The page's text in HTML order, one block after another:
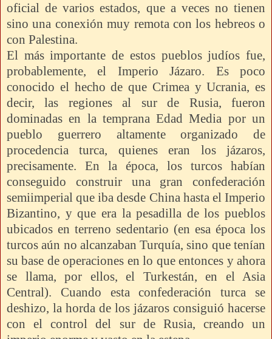
oficial de varios estados, que a veces no tienen
sino una conexión muy remota con los hebreos o
con Palestina.
El más importante de estos pueblos judíos fue,
probablemente, el Imperio Jázaro. Es poco
conocido el hecho de que Crimea y Ucrania, es
decir, las regiones al sur de Rusia, fueron
dominadas en la temprana Edad Media por un
pueblo guerrero altamente organizado de
procedencia turca, quienes eran los jázaros,
precisamente. En la época, los turcos habían
conseguido construir una gran confederación
semiimperial que iba desde China hasta el Imperio
Bizantino, y que era la pesadilla de los pueblos
ubicados en terreno sedentario (en esa época los
turcos aún no alcanzaban Turquía, sino que tenían
su base de operaciones en lo que entonces y ahora
se llama, por ellos, el Turkestán, en el Asia
Central). Cuando esta confederación turca se
deshizo, la horda de los jázaros consiguió hacerse
con el control del sur de Rusia, creando un